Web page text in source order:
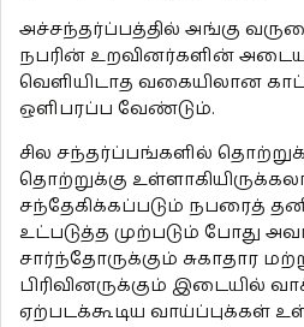
அச்சந்தர்ப்பத்தில் அங்கு
நபரின் உறவினர்களின்
வெளியிடாத வகையிலான
ஒளிபரப்ப வேண்டும்.
சில சந்தர்ப்பங்களில்
தொற்றுக்கு
சந்தேகிக்கப்படும் நபரைத்
உட்படுத்த முற்படும் போது
சார்ந்தோருக்கும் சுகாதார
பிரிவினருக்கும் இடையில்
ஏற்படக்கூடிய வாய்ப்புக்கள்